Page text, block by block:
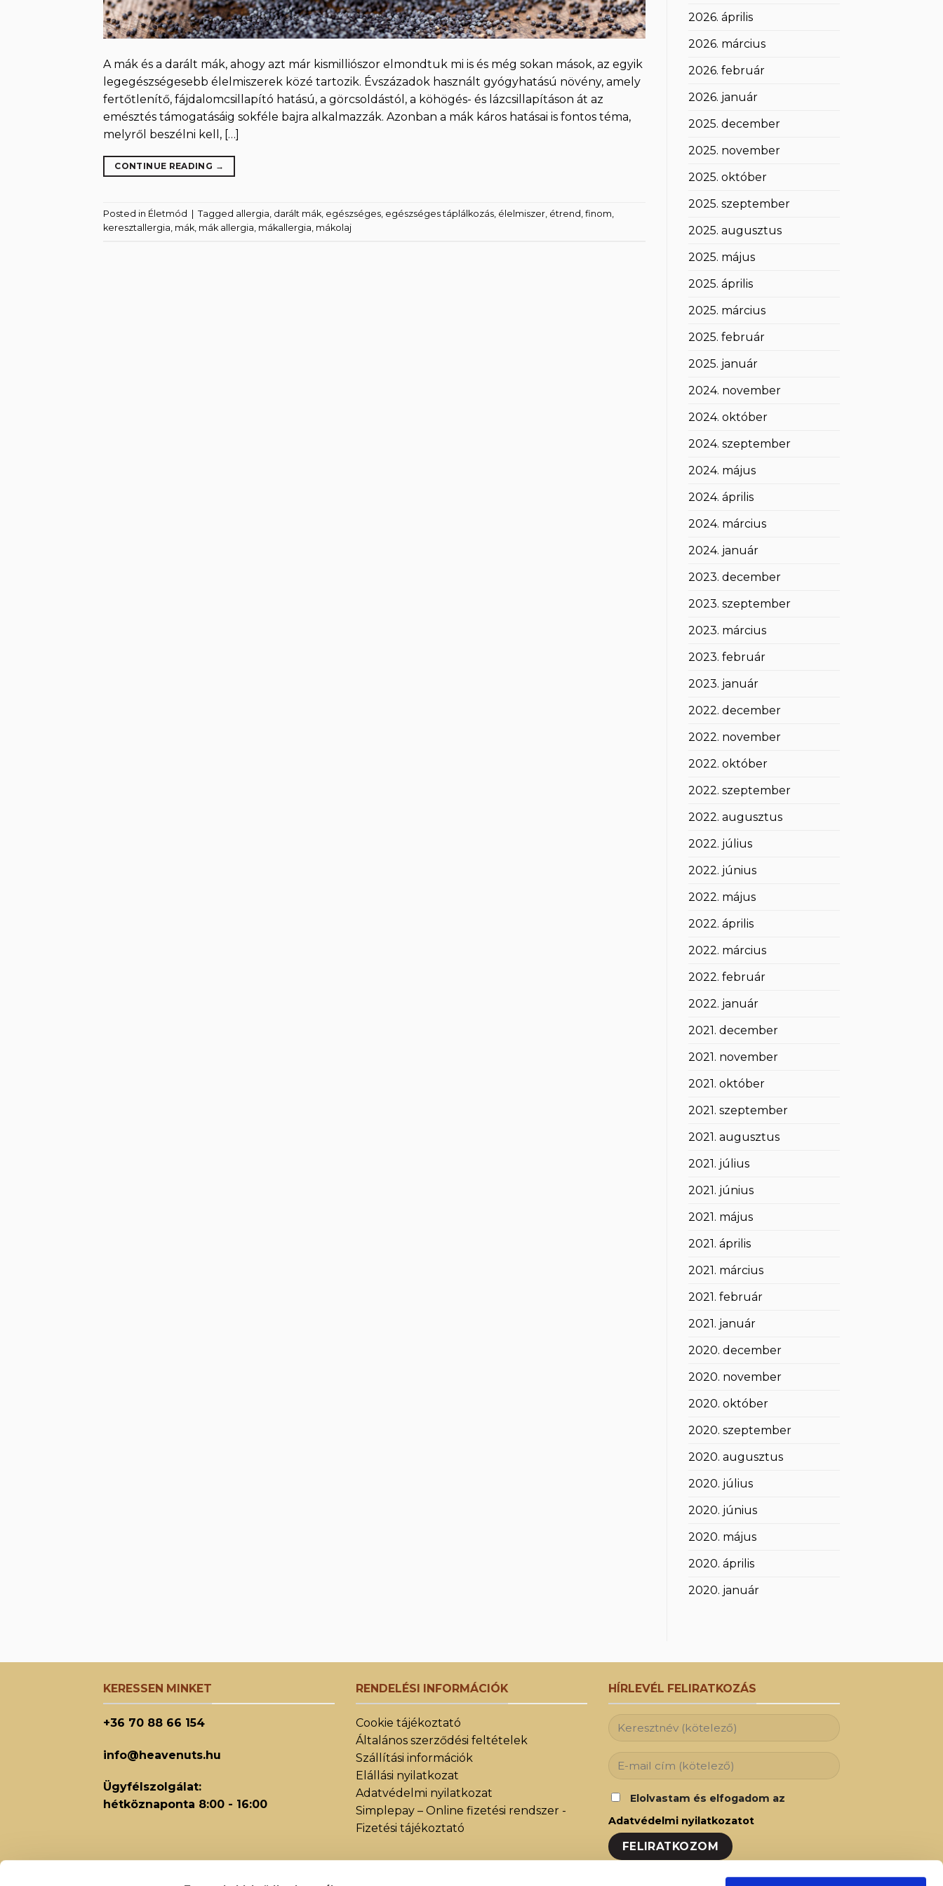
A mák és a darált mák, ahogy azt már kismilliószor elmondtuk mi is és még sokan mások, az egyik
legegészségesebb élelmiszerek közé tartozik. Évszázadok használt gyógyhatású növény, amely
fertőtlenítő, fájdalomcsillapító hatású, a görcsoldástól, a köhögés- és lázcsillapításon át az
emésztés támogatásáig sokféle bajra alkalmazzák. Azonban a mák káros hatásai is fontos téma,
melyről beszélni kell, […]
CONTINUE READING →
Posted in Életmód Tagged allergia, darált mák, egészséges, egészséges táplálkozás, élelmiszer, étrend , finom,
keresztallergia, mák, mák allergia, mákallergia, mákolaj
2026. április
2026. március
2026. február
2026. január
2025. december
2025. november
2025. október
2025. szeptember
2025. augusztus
2025. május
2025. április
2025. március
2025. február
2025. január
2024. november
2024. október
2024. szeptember
2024. május
2024. április
2024. március
2024. január
2023. december
2023. szeptember
2023. március
2023. február
2023. január
2022. december
2022. november
2022. október
2022. szeptember
2022. augusztus
2022. július
2022. június
2022. május
2022. április
2022. március
2022. február
2022. január
2021. december
2021. november
2021. október
2021. szeptember
2021. augusztus
2021. július
2021. június
2021. május
2021. április
2021. március
2021. február
2021. január
2020. december
2020. november
2020. október
2020. szeptember
2020. augusztus
2020. július
2020. június
2020. május
2020. április
2020. január
KERESSEN MINKET
+36 70 88 66 154
info@heavenuts.hu
Ügyfélszolgálat:
hétköznaponta 8:00 - 16:00
RENDELÉSI INFORMÁCIÓK
Cookie tájékoztató
Általános szerződési feltételek
Szállítási információk
Elállási nyilatkozat
Adatvédelmi nyilatkozat
Simplepay – Online fizetési rendszer -
Fizetési tájékoztató
HÍRLEVÉL FELIRATKOZÁS
Elolvastam és elfogadom az
Adatvédelmi nyilatkozatot